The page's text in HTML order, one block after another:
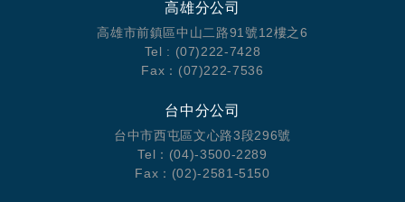
高雄分公司
高雄市前鎮區中山二路91號12樓之6
Tel : (07)222-7428
Fax：(07)222-7536
台中分公司
台中市西屯區文心路3段296號
Tel：(04)-3500-2289
Fax：(02)-2581-5150